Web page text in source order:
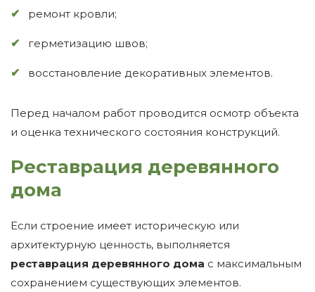
ремонт кровли;
герметизацию швов;
восстановление декоративных элементов.
Перед началом работ проводится осмотр объекта
и оценка технического состояния конструкций.
Реставрация деревянного
дома
Если строение имеет историческую или
архитектурную ценность, выполняется
реставрация деревянного дома с максимальным
сохранением существующих элементов.